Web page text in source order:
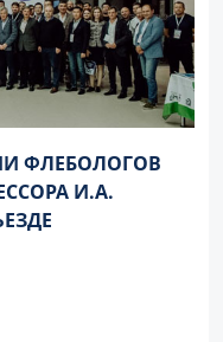
ФЛЕБОЛОГОВ
И.А.